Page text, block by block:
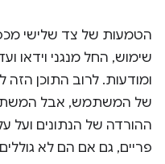
הטמעות של צד שלישי
שימוש, החל מנגני וידאו
ומודעות. לרוב התוכן הזה
של המשתמש, אבל
פריים, גם אם הם לא גוללים